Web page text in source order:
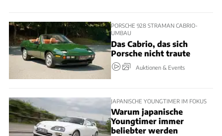
PORSCHE 928 STRAMAN CABRIO-
UMBAU
Das Cabrio, das sich
Porsche nicht traute
Auktionen & Events
JAPANISCHE YOUNGTIMER IM FOKUS
Warum japanische
Youngtimer immer
beliebter werden